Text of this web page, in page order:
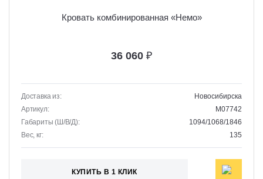
Кровать комбинированная «Немо»
36 060 ₽
Доставка из:
Новосибирска
Артикул:
M07742
Габариты (Ш/В/Д):
1094/1068/1846
Вес, кг:
135
КУПИТЬ В 1 КЛИК